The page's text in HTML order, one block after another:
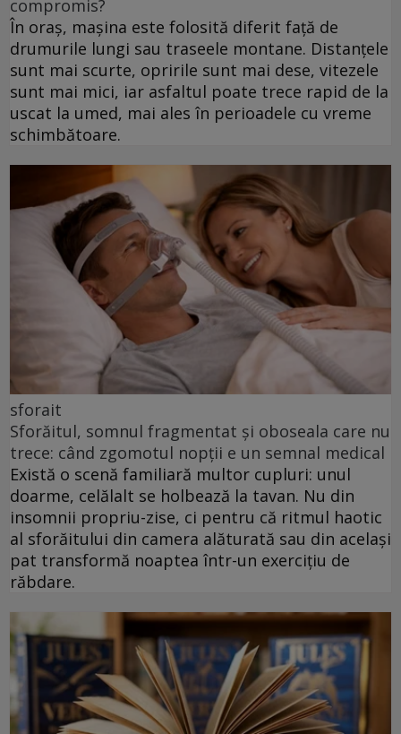
compromis?
În oraș, mașina este folosită diferit față de
drumurile lungi sau traseele montane. Distanțele
sunt mai scurte, opririle sunt mai dese, vitezele
sunt mai mici, iar asfaltul poate trece rapid de la
uscat la umed, mai ales în perioadele cu vreme
schimbătoare.
sforait
Sforăitul, somnul fragmentat și oboseala care nu
trece: când zgomotul nopții e un semnal medical
Există o scenă familiară multor cupluri: unul
doarme, celălalt se holbează la tavan. Nu din
insomnii propriu-zise, ci pentru că ritmul haotic
al sforăitului din camera alăturată sau din același
pat transformă noaptea într-un exercițiu de
răbdare.